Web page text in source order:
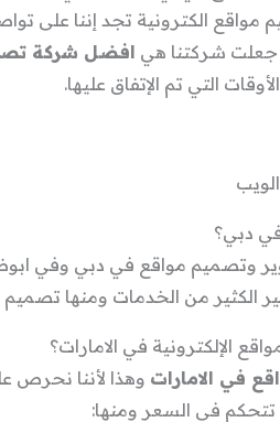
الكترونية تجد إننا على
جعلت شركتنا هي افضل شركة
التي تم الإتفاق عليها.
دبي؟
وتصميم مواقع في دبي وفي
من الخدمات ومنها تصميم
الإلكترونية في الامارات؟
في الامارات وهذا لأننا نحرص
في السعر ومنها: